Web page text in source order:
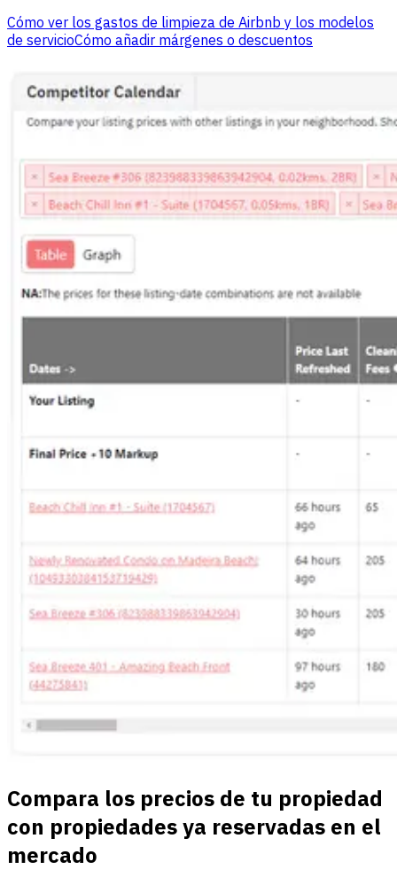
Cómo ver los gastos de limpieza de Airbnb y los modelos
de servicioCómo añadir márgenes o descuentos
Compara los precios de tu propiedad
con propiedades ya reservadas en el
mercado